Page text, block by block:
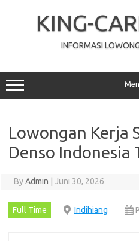
KING-
INFORMASI
Lowongan Kerja
Denso Indonesia
ByAdmin Juni 30, 2026
Full Time Indihiang